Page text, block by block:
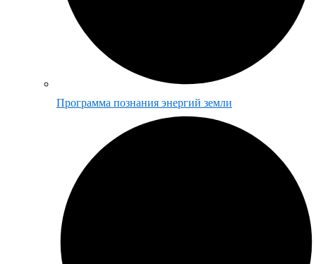
Программа познания энергий земли